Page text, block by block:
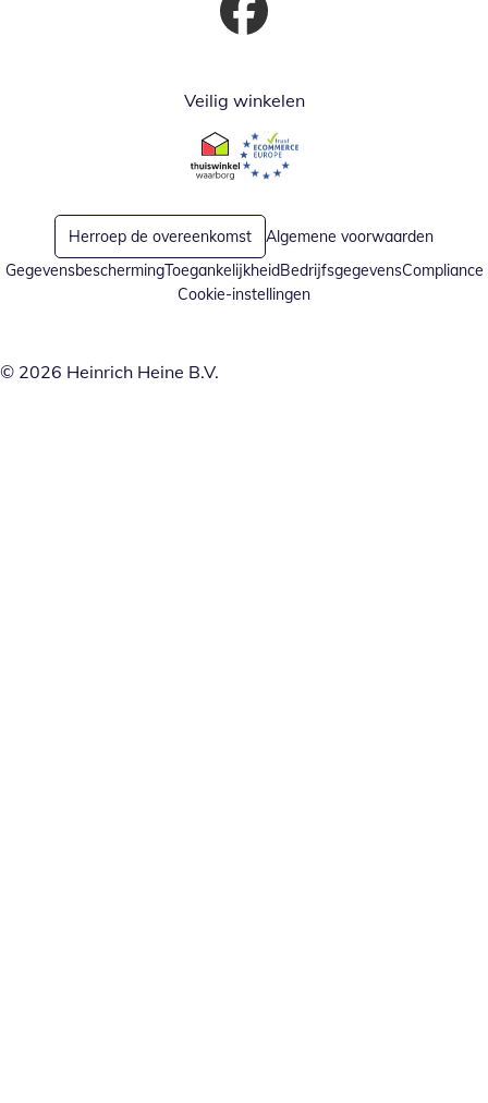
Opent in nieuw venster
Veilig winkelen
Opent in nieuw venster
Opent in nieuw venster
Herroep de overeenkomst
Algemene voorwaarden
GegevensbeschermingToegankelijkheidBedrijfsgegevensCompliance
Cookie-instellingen
© 2026 Heinrich Heine B.V.